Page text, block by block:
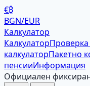
€₿
BGN/EUR
Калкулатор
Калкулатор
калкулаторПакетно
пенсииИнформация
Официален фиксиран